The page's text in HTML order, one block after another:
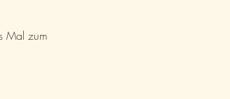
Mal zum